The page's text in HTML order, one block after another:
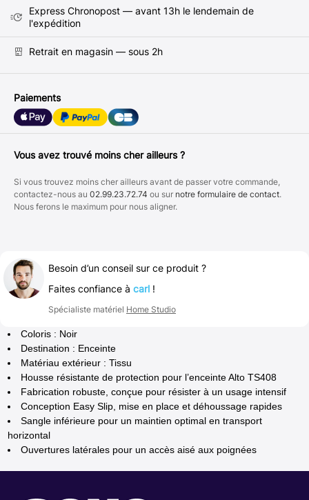
Express Chronopost — avant 13h le lendemain de
l'expédition
Retrait en magasin — sous 2h
Paiements
Vous avez trouvé moins cher ailleurs ?
Si vous trouvez moins cher ailleurs avant de passer votre commande,
contactez-nous au 02.99.23.72.74 ou sur notre formulaire de contact.
Nous ferons le maximum pour nous aligner.
Besoin d’un conseil sur ce produit ?
Faites confiance à carl !
Spécialiste matériel Home Studio
Coloris : Noir
Destination : Enceinte
Matériau extérieur : Tissu
Housse résistante de protection pour l’enceinte Alto TS408
Fabrication robuste, conçue pour résister à un usage intensif
Conception Easy Slip, mise en place et déhoussage rapides
Sangle inférieure pour un maintien optimal en transport
horizontal
Ouvertures latérales pour un accès aisé aux poignées